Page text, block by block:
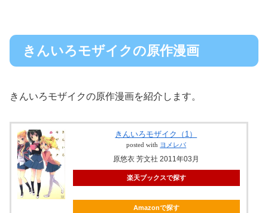
きんいろモザイクの原作漫画
きんいろモザイクの原作漫画を紹介します。
きんいろモザイク（1）
posted with ヨメレバ
原悠衣 芳文社 2011年03月
楽天ブックスで探す
Amazonで探す